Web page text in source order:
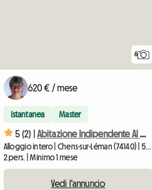
6
620 € / mese
Istantanea Master
5 (2) | Abitazione Indipendente Al Piano Terra Di Una Casa
Alloggio intero | Chens-sur-Léman (74140) | 50 M2
2 pers. | Minimo 1 mese
Vedi l'annuncio